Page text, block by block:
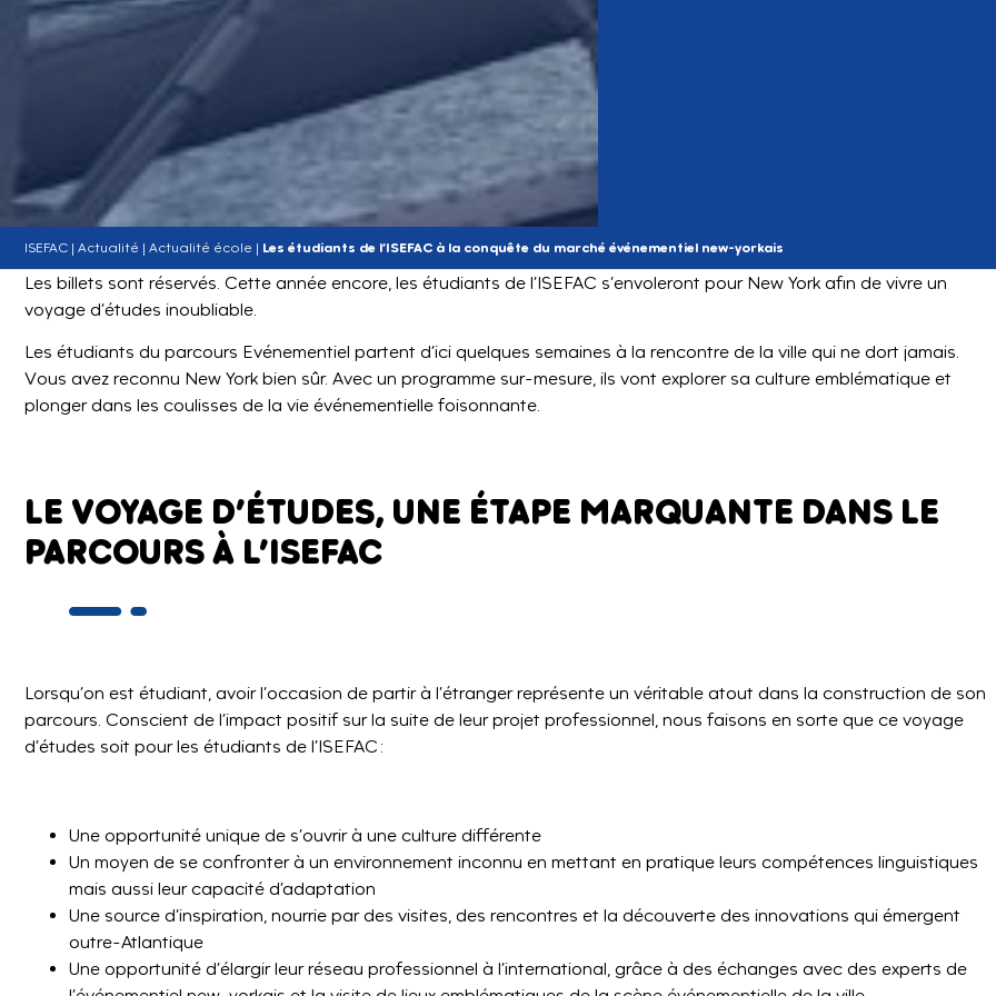
ISEFAC | Actualité | Actualité école | Les étudiants de l’ISEFAC à la conquête du marché événementiel new-yorkais
Les billets sont réservés. Cette année encore, les étudiants de l’ISEFAC s’envoleront pour New York afin de vivre un
voyage d’études inoubliable.
Les étudiants du parcours Evénementiel partent d’ici quelques semaines à la rencontre de la ville qui ne dort jamais.
Vous avez reconnu New York bien sûr. Avec un programme sur-mesure, ils vont explorer sa culture emblématique et
plonger dans les coulisses de la vie événementielle foisonnante.
LE VOYAGE D’ÉTUDES, UNE ÉTAPE MARQUANTE DANS LE
PARCOURS À L’ISEFAC
Lorsqu’on est étudiant, avoir l’occasion de partir à l’étranger représente un véritable atout dans la construction de son
parcours. Conscient de l’impact positif sur la suite de leur projet professionnel, nous faisons en sorte que ce voyage
d’études soit pour les étudiants de l’ISEFAC :
Une opportunité unique de s’ouvrir à une culture différente
Un moyen de se confronter à un environnement inconnu en mettant en pratique leurs compétences linguistiques
mais aussi leur capacité d’adaptation
Une source d’inspiration, nourrie par des visites, des rencontres et la découverte des innovations qui émergent
outre-Atlantique
Une opportunité d’élargir leur réseau professionnel à l’international, grâce à des échanges avec des experts de